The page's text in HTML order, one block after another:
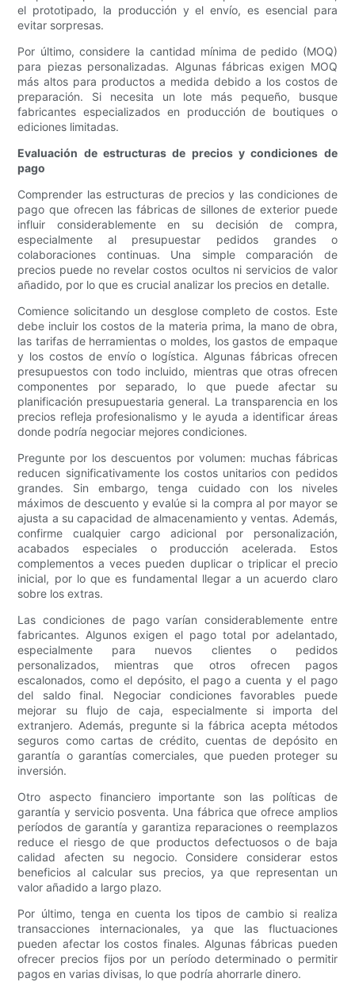
el prototipado, la producción y el envío, es esencial para
evitar sorpresas.
Por último, considere la cantidad mínima de pedido (MOQ)
para piezas personalizadas. Algunas fábricas exigen MOQ
más altos para productos a medida debido a los costos de
preparación. Si necesita un lote más pequeño, busque
fabricantes especializados en producción de boutiques o
ediciones limitadas.
Evaluación de estructuras de precios y condiciones de
pago
Comprender las estructuras de precios y las condiciones de
pago que ofrecen las fábricas de sillones de exterior puede
influir considerablemente en su decisión de compra,
especialmente al presupuestar pedidos grandes o
colaboraciones continuas. Una simple comparación de
precios puede no revelar costos ocultos ni servicios de valor
añadido, por lo que es crucial analizar los precios en detalle.
Comience solicitando un desglose completo de costos. Este
debe incluir los costos de la materia prima, la mano de obra,
las tarifas de herramientas o moldes, los gastos de empaque
y los costos de envío o logística. Algunas fábricas ofrecen
presupuestos con todo incluido, mientras que otras ofrecen
componentes por separado, lo que puede afectar su
planificación presupuestaria general. La transparencia en los
precios refleja profesionalismo y le ayuda a identificar áreas
donde podría negociar mejores condiciones.
Pregunte por los descuentos por volumen: muchas fábricas
reducen significativamente los costos unitarios con pedidos
grandes. Sin embargo, tenga cuidado con los niveles
máximos de descuento y evalúe si la compra al por mayor se
ajusta a su capacidad de almacenamiento y ventas. Además,
confirme cualquier cargo adicional por personalización,
acabados especiales o producción acelerada. Estos
complementos a veces pueden duplicar o triplicar el precio
inicial, por lo que es fundamental llegar a un acuerdo claro
sobre los extras.
Las condiciones de pago varían considerablemente entre
fabricantes. Algunos exigen el pago total por adelantado,
especialmente para nuevos clientes o pedidos
personalizados, mientras que otros ofrecen pagos
escalonados, como el depósito, el pago a cuenta y el pago
del saldo final. Negociar condiciones favorables puede
mejorar su flujo de caja, especialmente si importa del
extranjero. Además, pregunte si la fábrica acepta métodos
seguros como cartas de crédito, cuentas de depósito en
garantía o garantías comerciales, que pueden proteger su
inversión.
Otro aspecto financiero importante son las políticas de
garantía y servicio posventa. Una fábrica que ofrece amplios
períodos de garantía y garantiza reparaciones o reemplazos
reduce el riesgo de que productos defectuosos o de baja
calidad afecten su negocio. Considere considerar estos
beneficios al calcular sus precios, ya que representan un
valor añadido a largo plazo.
Por último, tenga en cuenta los tipos de cambio si realiza
transacciones internacionales, ya que las fluctuaciones
pueden afectar los costos finales. Algunas fábricas pueden
ofrecer precios fijos por un período determinado o permitir
pagos en varias divisas, lo que podría ahorrarle dinero.